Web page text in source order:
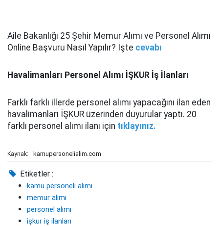
Aile Bakanlığı 25 Şehir Memur Alımı ve Personel Alımı
Online Başvuru Nasıl Yapılır? İşte cevabı
Havalimanları Personel Alımı İŞKUR İş İlanları
Farklı farklı illerde personel alımı yapacağını ilan eden
havalimanları İŞKUR üzerinden duyurular yaptı. 20
farklı personel alımı ilanı için tıklayınız.
Kaynak: kamupersonelialim.com
Etiketler :
kamu personeli alımı
memur alımı
personel alımı
işkur iş ilanları